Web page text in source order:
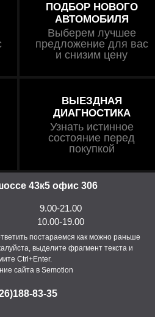
ПОДБОР НОВОГО
АВТОМОБИЛЯ
Выберем лучшее
предложение для вас
и снизим цену
ВЫЕЗДНАЯ
ДИАГНОСТИКА
Узнать истинное
состояние перед
покупкой
43к5 офис 306
9.00-21.00
10.00-19.00
постараемся как можно раньше
выделите фрагмент текста и
Ctrl+Enter.
сайта в Semotion
83-35